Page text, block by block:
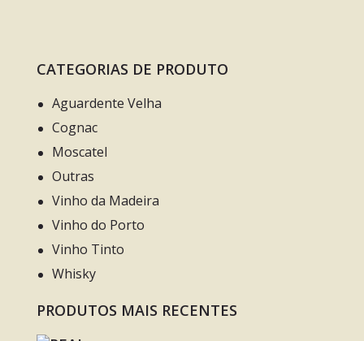
CATEGORIAS DE PRODUTO
Aguardente Velha
Cognac
Moscatel
Outras
Vinho da Madeira
Vinho do Porto
Vinho Tinto
Whisky
PRODUTOS MAIS RECENTES